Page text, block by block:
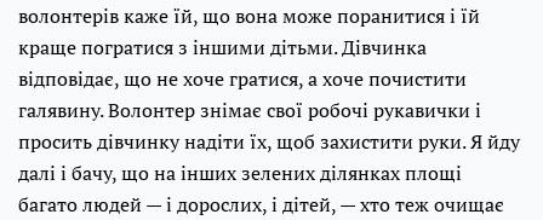
волонтерів каже їй, що вона може поранитися і їй
краще погратися з іншими дітьми. Дівчинка
відповідає, що не хоче гратися, а хоче почистити
галявину. Волонтер знімає свої робочі рукавички і
просить дівчинку надіти їх, щоб захистити руки. Я йду
далі і бачу, що на інших зелених ділянках площі
багато людей — і дорослих, і дітей, — хто теж очищає